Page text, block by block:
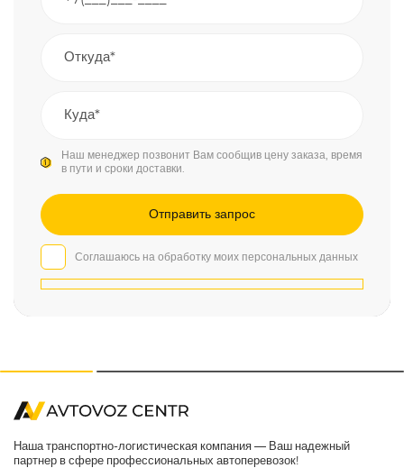
Наш менеджер позвонит Вам сообщив цену заказа, время
в пути и сроки доставки.
Соглашаюсь на обработку моих персональных данных
Наша транспортно-логистическая компания — Ваш надежный
партнер в сфере профессиональных автоперевозок!